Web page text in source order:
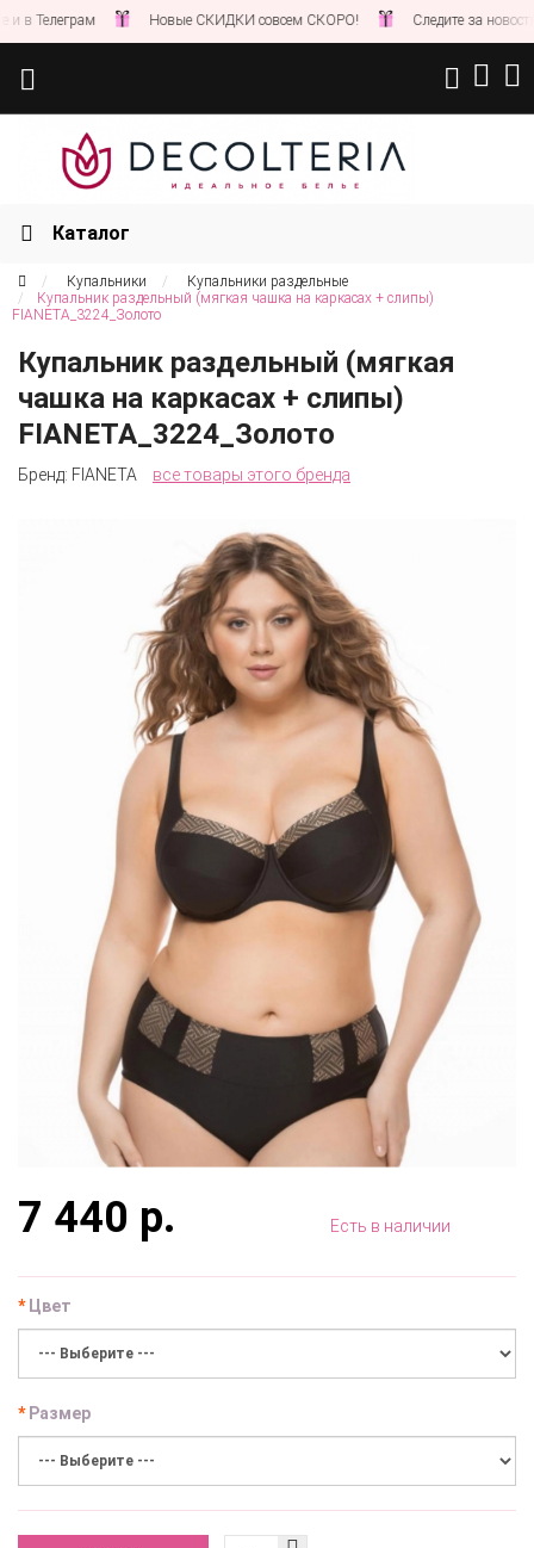
Новые СКИДКИ совсем СКОРО! Следите за новостями на
Каталог
Купальники
Купальники раздельные
Купальник раздельный (мягкая чашка на каркасах + слипы)
FIANETA_3224_Золото
Купальник раздельный (мягкая
чашка на каркасах + слипы)
FIANETA_3224_Золото
Бренд: FIANETA все товары этого бренда
7 440 р. Есть в наличии
Цвет
Размер